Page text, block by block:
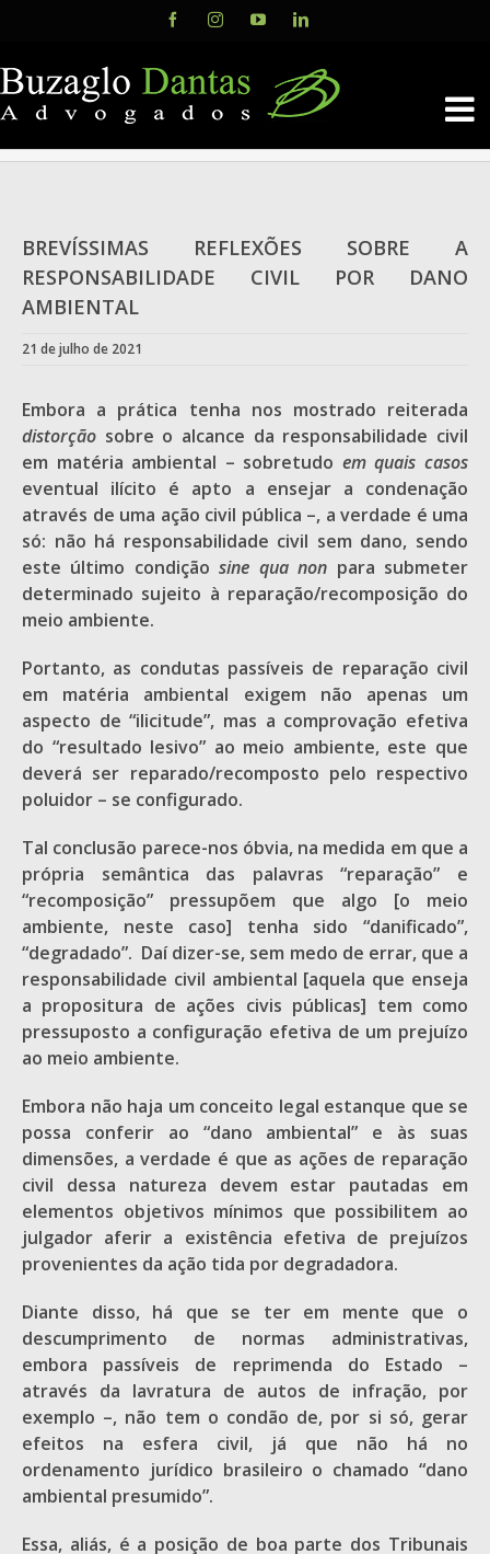
content
FacebookInstagramYouTubeLinkedIn
BREVÍSSIMAS REFLEXÕES SOBRE A
RESPONSABILIDADE CIVIL POR DANO
AMBIENTAL
21 de julho de 2021
Embora a prática tenha nos mostrado reiterada
distorção sobre o alcance da responsabilidade civil
em matéria ambiental – sobretudo em quais casos
eventual ilícito é apto a ensejar a condenação
através de uma ação civil pública –, a verdade é uma
só: não há responsabilidade civil sem dano, sendo
este último condiçãosine qua non para submeter
determinado sujeito à reparação/recomposição do
meio ambiente.
Portanto, as condutas passíveis de reparação civil
em matéria ambiental exigem não apenas um
aspecto de “ilicitude”, mas a comprovação efetiva
do “resultado lesivo” ao meio ambiente, este que
deverá ser reparado/recomposto pelo respectivo
poluidor – se configurado.
Tal conclusão parece-nos óbvia, na medida em que a
própria semântica das palavras “reparação” e
“recomposição” pressupõem que algo [o meio
ambiente, neste caso] tenha sido “danificado”,
“degradado”. Daí dizer-se, sem medo de errar, que a
responsabilidade civil ambiental [aquela que enseja
a propositura de ações civis públicas] tem como
pressuposto a configuração efetiva de um prejuízo
ao meio ambiente.
Embora não haja um conceito legal estanque que se
possa conferir ao “dano ambiental” e às suas
dimensões, a verdade é que as ações de reparação
civil dessa natureza devem estar pautadas em
elementos objetivos mínimos que possibilitem ao
julgador aferir a existência efetiva de prejuízos
provenientes da ação tida por degradadora.
Diante disso, há que se ter em mente que o
descumprimento de normas administrativas,
embora passíveis de reprimenda do Estado –
através da lavratura de autos de infração, por
exemplo –, não tem o condão de, por si só, gerar
efeitos na esfera civil, já que não há no
ordenamento jurídico brasileiro o chamado “dano
ambiental presumido”.
Essa, aliás, é a posição de boa parte dos Tribunais